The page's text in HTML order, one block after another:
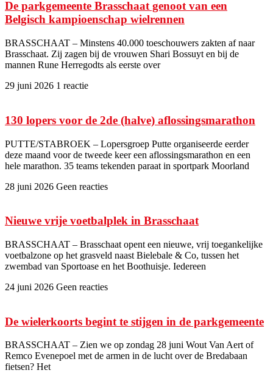
De parkgemeente Brasschaat genoot van een
Belgisch kampioenschap wielrennen
BRASSCHAAT – Minstens 40.000 toeschouwers zakten af naar
Brasschaat. Zij zagen bij de vrouwen Shari Bossuyt en bij de
mannen Rune Herregodts als eerste over
29 juni 2026 1 reactie
130 lopers voor de 2de (halve) aflossingsmarathon
PUTTE/STABROEK – Lopersgroep Putte organiseerde eerder
deze maand voor de tweede keer een aflossingsmarathon en een
hele marathon. 35 teams tekenden paraat in sportpark Moorland
28 juni 2026 Geen reacties
Nieuwe vrije voetbalplek in Brasschaat
BRASSCHAAT – Brasschaat opent een nieuwe, vrij toegankelijke
voetbalzone op het grasveld naast Bielebale & Co, tussen het
zwembad van Sportoase en het Boothuisje. Iedereen
24 juni 2026 Geen reacties
De wielerkoorts begint te stijgen in de parkgemeente
BRASSCHAAT – Zien we op zondag 28 juni Wout Van Aert of
Remco Evenepoel met de armen in de lucht over de Bredabaan
fietsen? Het